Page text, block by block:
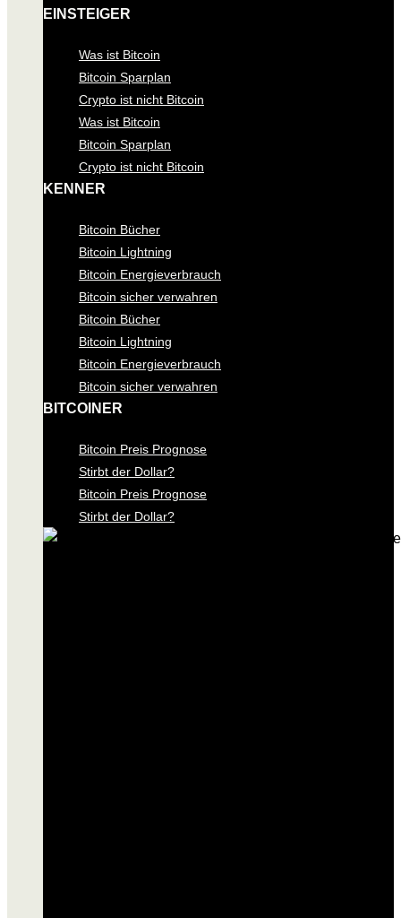
EINSTEIGER
Was ist Bitcoin
Bitcoin Sparplan
Crypto ist nicht Bitcoin
Was ist Bitcoin
Bitcoin Sparplan
Crypto ist nicht Bitcoin
KENNER
Bitcoin Bücher
Bitcoin Lightning
Bitcoin Energieverbrauch
Bitcoin sicher verwahren
Bitcoin Bücher
Bitcoin Lightning
Bitcoin Energieverbrauch
Bitcoin sicher verwahren
BITCOINER
Bitcoin Preis Prognose
Stirbt der Dollar?
Bitcoin Preis Prognose
Stirbt der Dollar?